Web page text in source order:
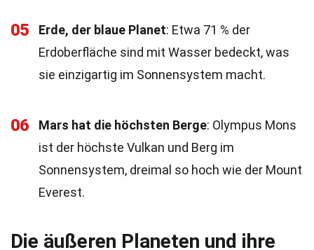
05 Erde, der blaue Planet: Etwa 71 % der
Erdoberfläche sind mit Wasser bedeckt, was
sie einzigartig im Sonnensystem macht.
06 Mars hat die höchsten Berge: Olympus Mons
ist der höchste Vulkan und Berg im
Sonnensystem, dreimal so hoch wie der Mount
Everest.
Die äußeren Planeten und ihre